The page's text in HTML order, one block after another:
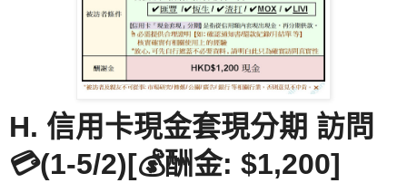
H. 信用卡現金套現分期 訪問
💳(1-5/2)[💰酬金: $1,200]